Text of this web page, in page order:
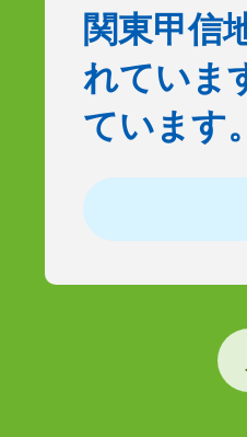
関東甲信
れていま
ています